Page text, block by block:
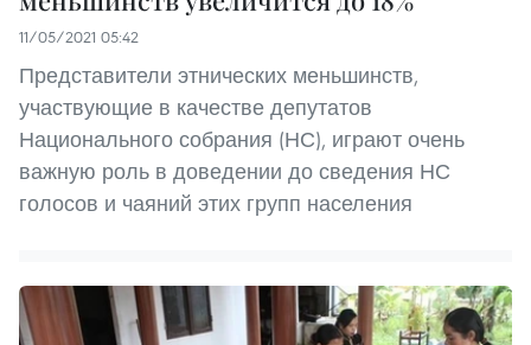
11/05/2021 05:42
Представители этнических меньшинств,
участвующие в качестве депутатов
Национального собрания (НС), играют очень
важную роль в доведении до сведения НС
голосов и чаяний этих групп населения